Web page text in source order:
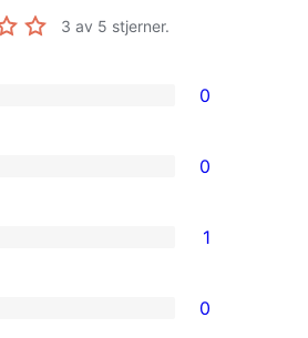
3 av 5 stjerner.
0
0
1
0